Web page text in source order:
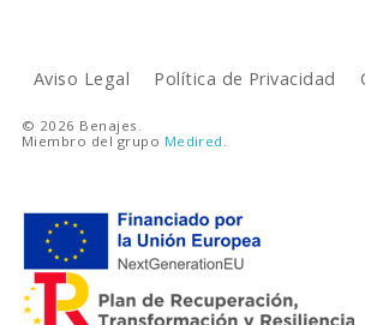
Aviso Legal Política de Privacidad
© 2026 Benajes.
Miembro del grupo Medired .